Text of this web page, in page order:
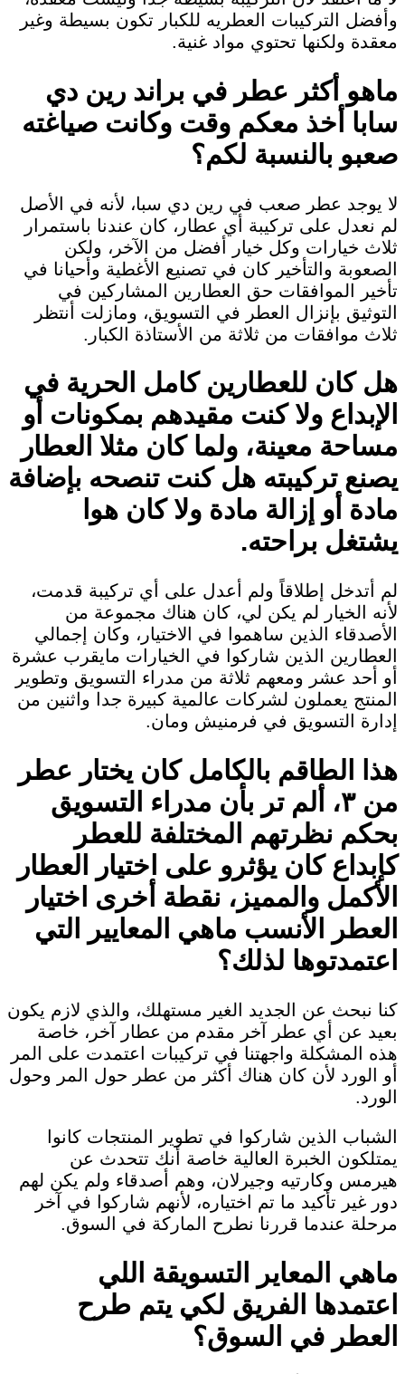
وأفضل التركيبات العطريه للكبار تكون بسيطة وغير
معقدة ولكنها تحتوي مواد غنية.
ماهو أكثر عطر في براند رين دي
سابا أخذ معكم وقت وكانت صياغته
صعبو بالنسبة لكم؟
لا يوجد عطر صعب في رين دي سبا، لأنه في الأصل
لم نعدل على تركيبة أي عطار، كان عندنا باستمرار
ثلاث خيارات وكل خيار أفضل من الآخر، ولكن
الصعوبة والتأخير كان في تصنيع الأغطية وأحيانا في
تأخير الموافقات حق العطارين المشاركين في
التوثيق بإنزال العطر في التسويق، ومازلت أنتظر
ثلاث موافقات من ثلاثة من الأستاذة الكبار.
هل كان للعطارين كامل الحرية في
الإبداع ولا كنت مقيدهم بمكونات أو
مساحة معينة، ولما كان مثلا العطار
يصنع تركيبته هل كنت تنصحه بإضافة
مادة أو إزالة مادة ولا كان هوا
يشتغل براحته.
لم أتدخل إطلاقاً ولم أعدل على أي تركيبة قدمت،
لأنه الخيار لم يكن لي، كان هناك مجموعة من
الأصدقاء الذين ساهموا في الاختيار، وكان إجمالي
العطارين الذين شاركوا في الخيارات مايقرب عشرة
أو أحد عشر ومعهم ثلاثة من مدراء التسويق وتطوير
المنتج يعملون لشركات عالمية كبيرة جدا واثنين من
إدارة التسويق في فرمنيش ومان.
هذا الطاقم بالكامل كان يختار عطر
من ٣، ألم تر بأن مدراء التسويق
بحكم نظرتهم المختلفة للعطر
كإبداع كان يؤثرو على اختيار العطار
الأكمل والمميز، نقطة أخرى اختيار
العطر الأنسب ماهي المعايير التي
اعتمدتوها لذلك؟
كنا نبحث عن الجديد الغير مستهلك، والذي لازم يكون
بعيد عن أي عطر آخر مقدم من عطار آخر، خاصة
هذه المشكلة واجهتنا في تركيبات اعتمدت على المر
أو الورد لأن كان هناك أكثر من عطر حول المر وحول
الورد.
الشباب الذين شاركوا في تطوير المنتجات كانوا
يمتلكون الخبرة العالية خاصة أنك تتحدث عن
هيرمس وكارتيه وجيرلان، وهم أصدقاء ولم يكن لهم
دور غير تأكيد ما تم اختياره، لأنهم شاركوا في آخر
مرحلة عندما قررنا نطرح الماركة في السوق.
ماهي المعاير التسويقة اللي
اعتمدها الفريق لكي يتم طرح
العطر في السوق؟